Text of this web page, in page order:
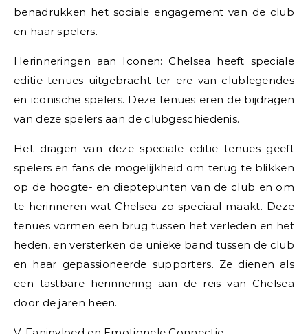
benadrukken het sociale engagement van de club
en haar spelers.
Herinneringen aan Iconen: Chelsea heeft speciale
editie tenues uitgebracht ter ere van clublegendes
en iconische spelers. Deze tenues eren de bijdragen
van deze spelers aan de clubgeschiedenis.
Het dragen van deze speciale editie tenues geeft
spelers en fans de mogelijkheid om terug te blikken
op de hoogte- en dieptepunten van de club en om
te herinneren wat Chelsea zo speciaal maakt. Deze
tenues vormen een brug tussen het verleden en het
heden, en versterken de unieke band tussen de club
en haar gepassioneerde supporters. Ze dienen als
een tastbare herinnering aan de reis van Chelsea
door de jaren heen.